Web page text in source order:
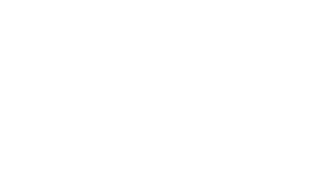
и мужчин-Уастырджи
погоде посмотрим на пещеру